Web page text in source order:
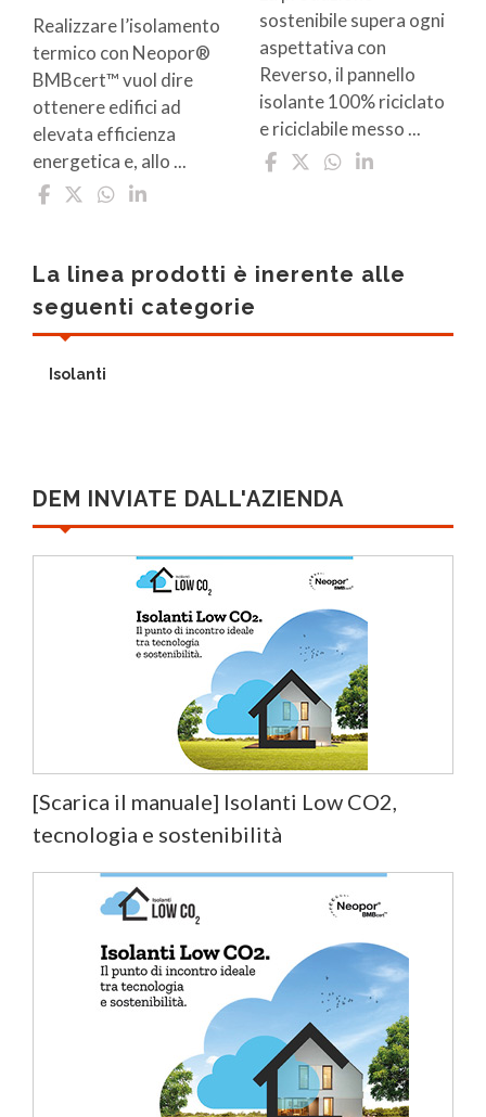
Realizzare l’isolamento
termico con Neopor®
BMBcert™ vuol dire
ottenere edifici ad
elevata efficienza
energetica e, allo ...
sostenibile supera ogni
aspettativa con
Reverso, il pannello
isolante 100% riciclato
e riciclabile messo ...
La linea prodotti è inerente alle
seguenti categorie
Isolanti
DEM INVIATE DALL'AZIENDA
[Scarica il manuale] Isolanti Low CO2,
tecnologia e sostenibilità